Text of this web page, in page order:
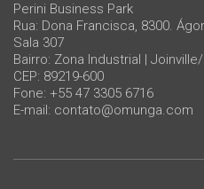
Perini Business Park
Rua: Dona Francisca, 8300.
Sala 307
Bairro: Zona Industrial |
CEP: 89219-600
Fone: +55 47 3305 6716
E-mail: contato@omunga.com